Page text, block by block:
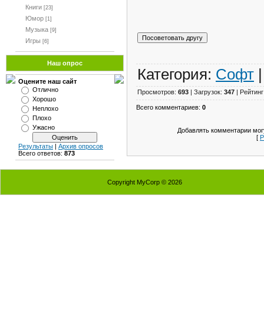
Книги [23]
Юмор [1]
Музыка [9]
Игры [6]
Наш опрос
Оцените наш сайт
Отлично
Хорошо
Неплохо
Плохо
Ужасно
Результаты | Архив опросов
Всего ответов: 873
Категория: Софт
Просмотров: 693 | Загрузок: 347 |
Всего комментариев: 0
Добавлять комментарии
[
Copyright MyCorp © 2026